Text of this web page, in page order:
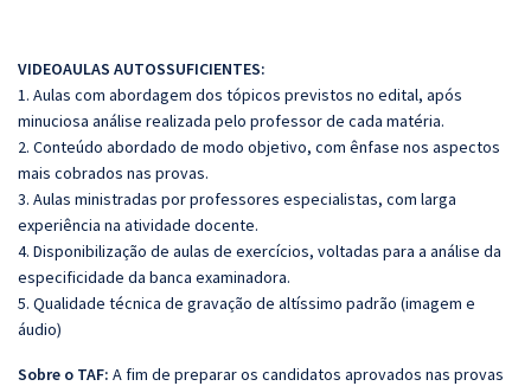
VIDEOAULAS AUTOSSUFICIENTES:
1. Aulas com abordagem dos tópicos previstos no edital, após
minuciosa análise realizada pelo professor de cada matéria.
2. Conteúdo abordado de modo objetivo, com ênfase nos aspectos
mais cobrados nas provas.
3. Aulas ministradas por professores especialistas, com larga
experiência na atividade docente.
4. Disponibilização de aulas de exercícios, voltadas para a análise da
especificidade da banca examinadora.
5. Qualidade técnica de gravação de altíssimo padrão (imagem e
áudio)
Sobre o TAF: A fim de preparar os candidatos aprovados nas provas